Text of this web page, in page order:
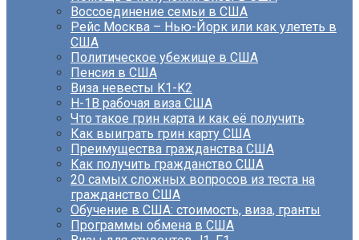
Воссоединение семьи в США
Рейс Москва – Нью-Йорк или как улететь в
США
Политическое убежище в США
Пенсия в США
Виза невесты K1-K2
H-1B рабочая виза США
Что такое грин карта и как её получить
Как выиграть грин карту США
Преимущества гражданства США
Как получить гражданство США
20 самых сложных вопросов из теста на
гражданство США
Обучение в США: стоимость, виза, гранты
Программы обмена в США